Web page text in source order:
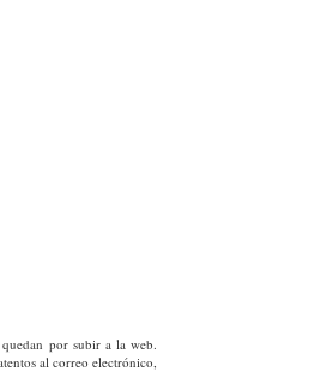
por subir a la web.
al correo electrónico,